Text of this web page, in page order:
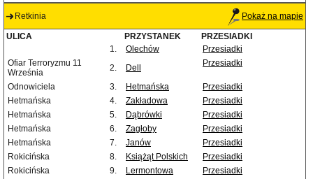
Retkinia Pokaż na mapie
ULICA PRZYSTANEK
PRZESIADKI
1.
Olechów
Przesiadki
Ofiar Terroryzmu 11
Września
2. Dell Przesiadki
Odnowiciela 3. Hetmańska
Przesiadki
Hetmańska
4. Zakładowa
Przesiadki
Hetmańska
5. Dąbrówki
Przesiadki
Hetmańska
6. Zagłoby
Przesiadki
Hetmańska
7. Janów
Przesiadki
Rokicińska
8. Książąt Polskich
Przesiadki
Rokicińska
9. Lermontowa
Przesiadki